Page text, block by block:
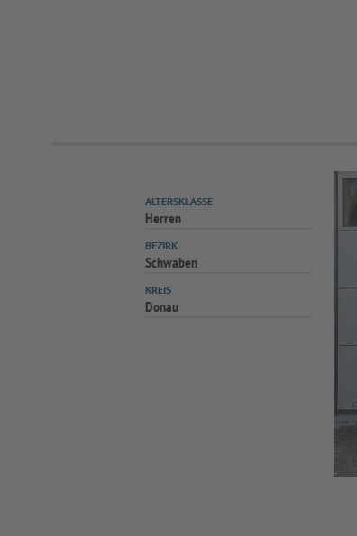
ALTERSKLASSE
Herren
BEZIRK
Schwaben
KREIS
Donau